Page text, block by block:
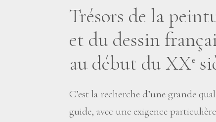
Trésors de la
et du dessin
au début du XXe
C’est la recherche d’une grande
guide, avec une exigence